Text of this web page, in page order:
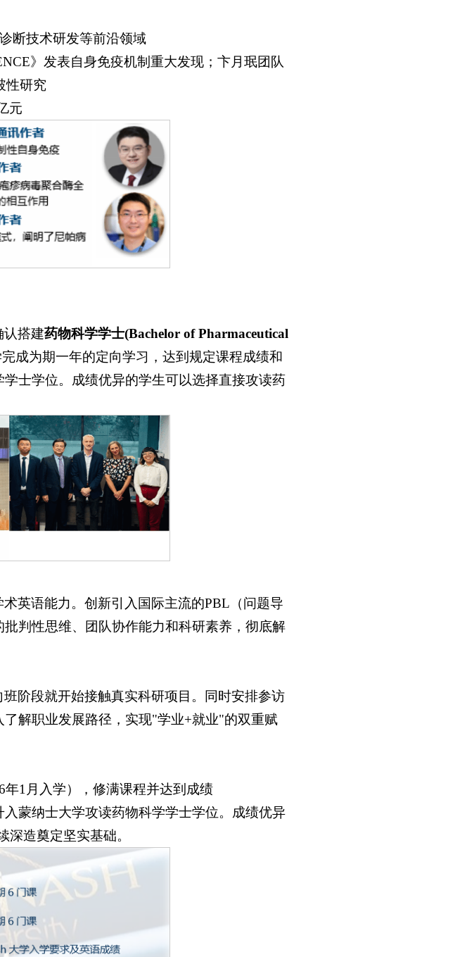
断技术研发等前沿领域
》发表自身免疫机制重大发现；卞月珉团队
性研究
元
认搭建药物科学学士(Bachelor of Pharmaceutical
成为期一年的定向学习，达到规定课程成绩和
士学位。成绩优异的学生可以选择直接攻读药
英语能力。创新引入国际主流的PBL（问题导
判性思维、团队协作能力和科研素养，彻底解
阶段就开始接触真实科研项目。同时安排参访
解职业发展路径，实现"学业+就业"的双重赋
1月入学），修满课程并达到成绩
入蒙纳士大学攻读药物科学学士学位。成绩优异
深造奠定坚实基础。